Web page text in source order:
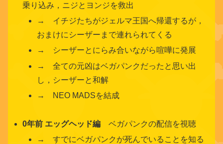
乗り込み，ニジとヨンジを救出
→ イチジたちがジェルマ王国へ帰還するが，
おまけにシーザーまで連れられてくる
→ シーザーとにらみ合いながら喧嘩に発展
→ 全ての元凶はベガパンクだったと思い出
し，シーザーと和解
→ NEO MADSを結成
0年前 エッグヘッド編 ベガパンクの配信を視聴
→ すでにベガパンクが死んでいることを知る